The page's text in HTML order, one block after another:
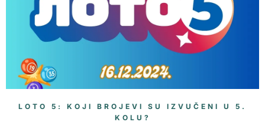
LOTO 5: KOJI BROJEVI SU IZVUČENI U 5.
KOLU?